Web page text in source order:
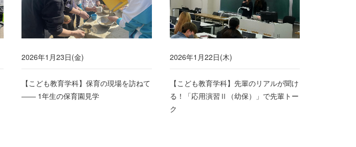
2026年1月23日(金)
【こども教育学科】保育の現場を訪ねて
―― 1年生の保育園見学
2026年1月22日(木)
【こども教育学科】先輩のリアルが聞け
る！「応用演習Ⅱ（幼保）」で先輩トー
ク